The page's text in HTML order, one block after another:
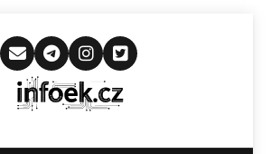
Infoek.cz